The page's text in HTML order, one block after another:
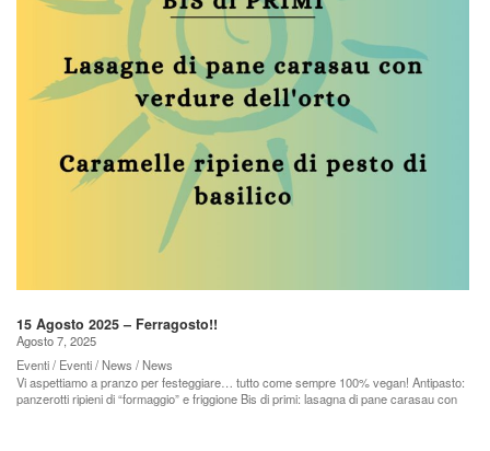
15 Agosto 2025 – Ferragosto!!
Agosto 7, 2025
Eventi / Eventi / News / News
Vi aspettiamo a pranzo per festeggiare… tutto come sempre 100% vegan! Antipasto:
panzerotti ripieni di “formaggio” e friggione Bis di primi: lasagna di pane carasau con